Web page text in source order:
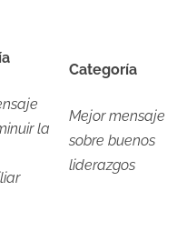
la
Categoría
Mejor mensaje
sobre buenos
liderazgos